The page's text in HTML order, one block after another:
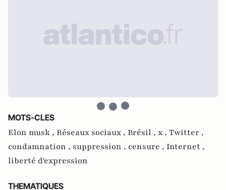
MOTS-CLES
Elon musk , Réseaux sociaux , Brésil , x , Twitter ,
condamnation , suppression , censure , Internet ,
liberté d'expression
THEMATIQUES